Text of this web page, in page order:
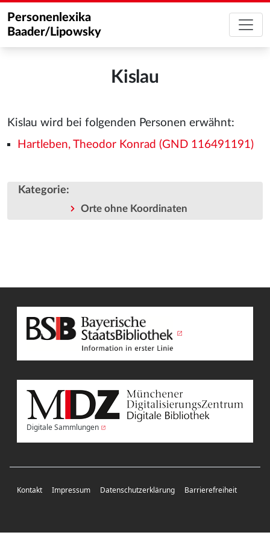
Personenlexika
Baader/Lipowsky
Kislau
Kislau wird bei folgenden Personen erwähnt:
Hartleben, Theodor Konrad (GND 116491191)
Kategorie:
Orte ohne Koordinaten
Digitale Sammlungen
Kontakt Impressum Datenschutzerklärung Barrierefreiheit